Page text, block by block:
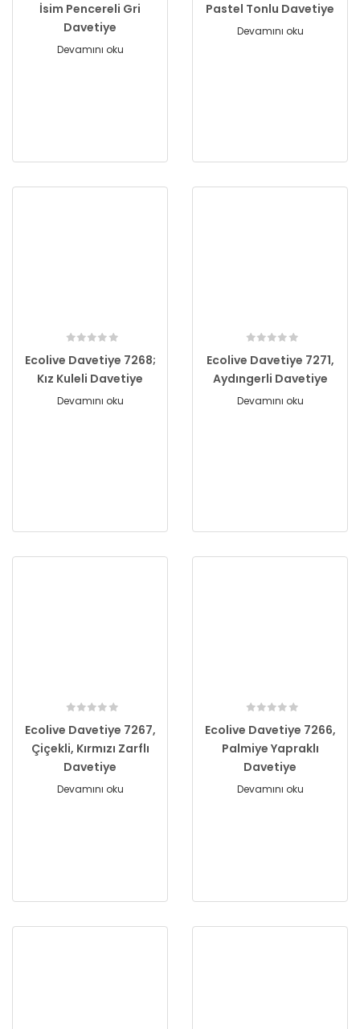
İsim Pencereli Gri
Davetiye
Devamını oku
Pastel Tonlu Davetiye
Devamını oku
Ecolive Davetiye 7268;
Kız Kuleli Davetiye
Devamını oku
Ecolive Davetiye 7271,
Aydıngerli Davetiye
Devamını oku
Ecolive Davetiye 7267,
Çiçekli, Kırmızı Zarflı
Davetiye
Devamını oku
Ecolive Davetiye 7266,
Palmiye Yapraklı
Davetiye
Devamını oku